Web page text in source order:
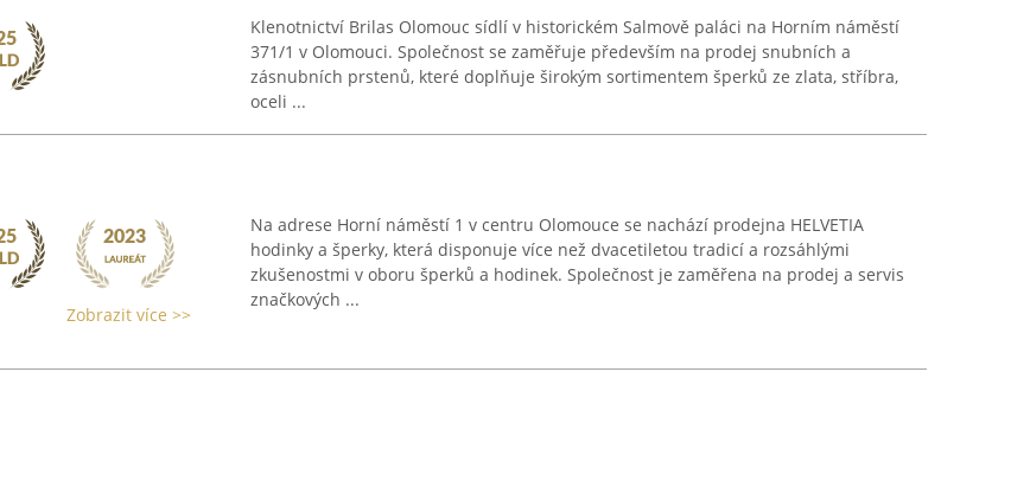
Klenotnictví Brilas Olomouc sídlí v historickém Salmově paláci na Horním náměstí
371/1 v Olomouci. Společnost se zaměřuje především na prodej snubních a
zásnubních prstenů, které doplňuje širokým sortimentem šperků ze zlata, stříbra,
oceli ...
Zobrazit více >>
Na adrese Horní náměstí 1 v centru Olomouce se nachází prodejna HELVETIA
hodinky a šperky, která disponuje více než dvacetiletou tradicí a rozsáhlými
zkušenostmi v oboru šperků a hodinek. Společnost je zaměřena na prodej a servis
značkových ...